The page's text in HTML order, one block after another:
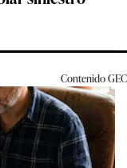
ContenidoGEC